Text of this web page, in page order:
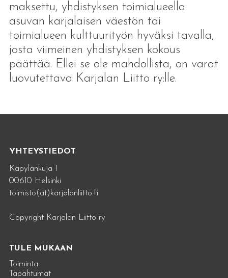
maksettu, yhdistyksen toimialueella
asuvan karjalaisen väestön tai
toimialueen kulttuurityön hyväksi tavalla,
josta viimeinen yhdistyksen kokous
päättää. Ellei se ole mahdollista, on varat
luovutettava Karjalan Liitto ry:lle.
YHTEYSTIEDOT
Käpylänkuja 1
00610 Helsinki
toimisto(at)karjalanliitto.fi
Copyright Karjalan Liitto ry
TULE MUKAAN
Toiminta
Tapahtumat